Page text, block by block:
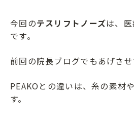
今回のテスリフトノーズは、
です。
前回の院長ブログでもあげさ
PEAKOとの違いは、糸の素材
す。